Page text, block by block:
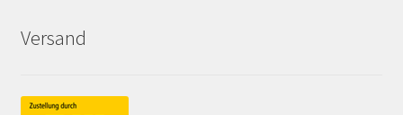
Versand